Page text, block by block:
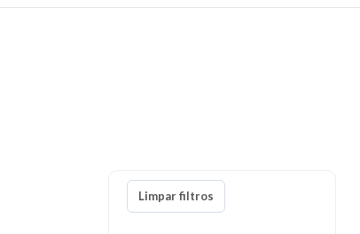
Limpar filtros